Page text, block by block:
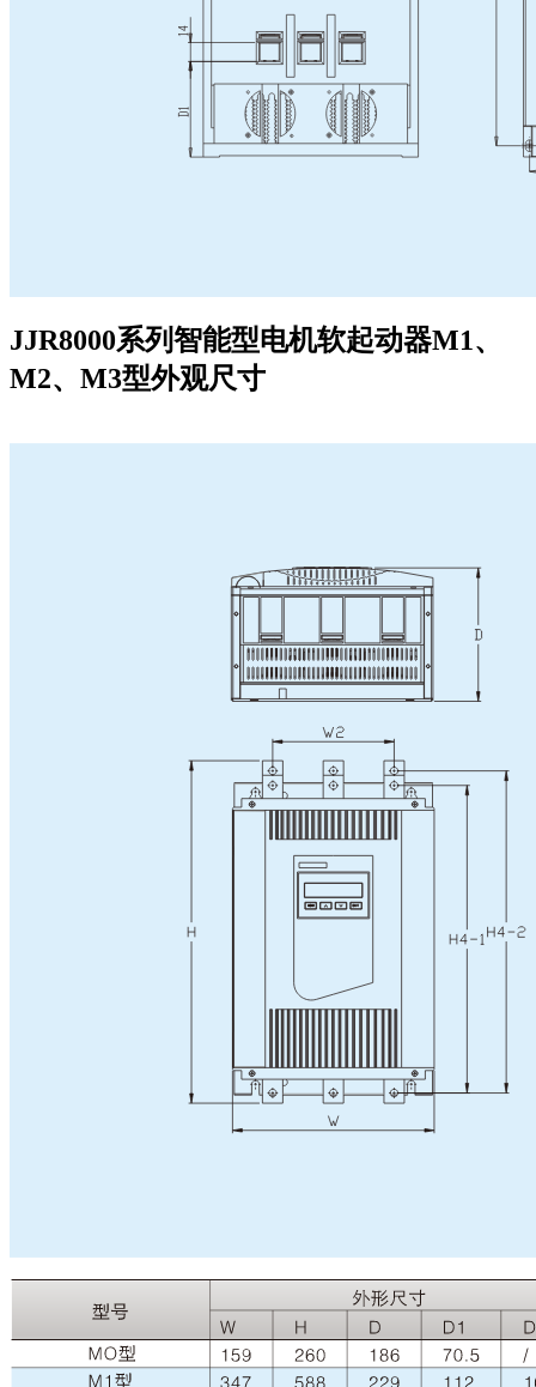
JJR8000系列智能型电机软起动器M1、
M2、M3型外观尺寸